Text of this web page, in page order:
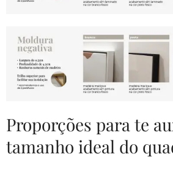
Proporções para te
tamanho ideal do